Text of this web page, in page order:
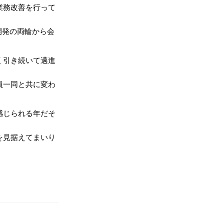
改善を行って
の両輪から会
引き続いて邁進
一同と共に変わ
じられる年だそ
据えてまいり